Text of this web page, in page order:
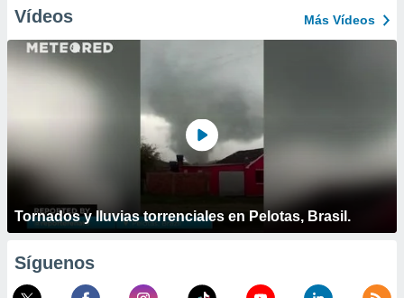
Vídeos Más Vídeos
Tornados y lluvias torrenciales en Pelotas, Brasil.
Síguenos